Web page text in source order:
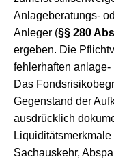
Anlageberatungs-
Anleger (§§ 280
ergeben. Die
fehlerhaften
Das
Gegenstand der
ausdrücklich
Sachauskehr,